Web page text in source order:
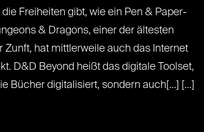
Freiheiten gibt, wie ein Pen & Paper-
& Dragons, einer der ältesten
Zunft, hat mittlerweile auch das Internet
D&D Beyond heißt das digitale Toolset,
Bücher digitalisiert, sondern auch[...] [...]